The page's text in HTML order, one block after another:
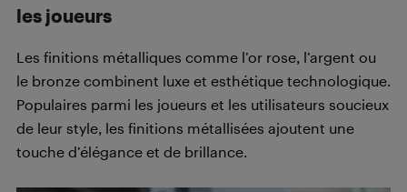
les joueurs
Les finitions métalliques comme l’or rose, l’argent ou
le bronze combinent luxe et esthétique technologique.
Populaires parmi les joueurs et les utilisateurs soucieux
de leur style, les finitions métallisées ajoutent une
touche d’élégance et de brillance.